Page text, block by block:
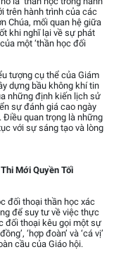
trên hành trình của các
Chúa, mối quan hệ giữa
khi nghĩ lại về sự phát
một ‘thần học đối
tượng cụ thể của Giám
dựng bầu không khí tin
những định kiến lịch sử
sự đánh giá cao ngày
Điều quan trọng là những
với sự sáng tạo và lòng
Mới Quyền Tối
đối thoại thần học xác
để suy tư về việc thực
đối thoại kêu gọi một sự
‘hợp đoàn’ và ‘cá vị’
cầu của Giáo hội.